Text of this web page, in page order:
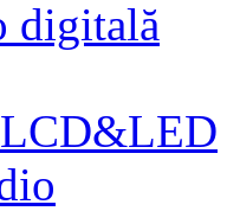
digitală